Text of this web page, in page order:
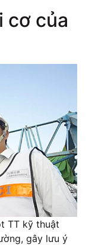
cơ của
TT kỹ thuật
gây lưu ý